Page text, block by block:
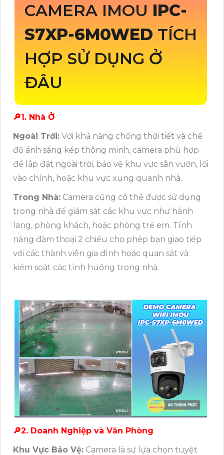
CAMERA IMOU IPC-
S7XP-6M0WED TÍCH
HỢP SỬ DỤNG Ở
ĐÂU
🔎1. Nhà Ở
Ngoài Trời: Với khả năng chống thời tiết và chế
độ ánh sáng kép thông minh, camera phù hợp
để lắp đặt ngoài trời, bảo vệ khu vực sân vườn, lối
vào chính, hoặc khu vực xung quanh nhà.
Trong Nhà: Camera cũng có thể được sử dụng
trong nhà để giám sát các khu vực như hành
lang, phòng khách, hoặc phòng trẻ em. Tính
năng đàm thoại 2 chiều cho phép bạn giao tiếp
với các thành viên gia đình hoặc quan sát và
kiểm soát các tình huống trong nhà.
🔎2. Doanh Nghiệp và Văn Phòng
Khu Vực Bảo Vệ: Camera là sự lựa chọn tuyệt